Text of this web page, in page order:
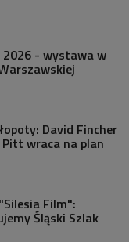
2026 - wystawa w
David Fincher
wraca na plan
Film":
Śląski Szlak